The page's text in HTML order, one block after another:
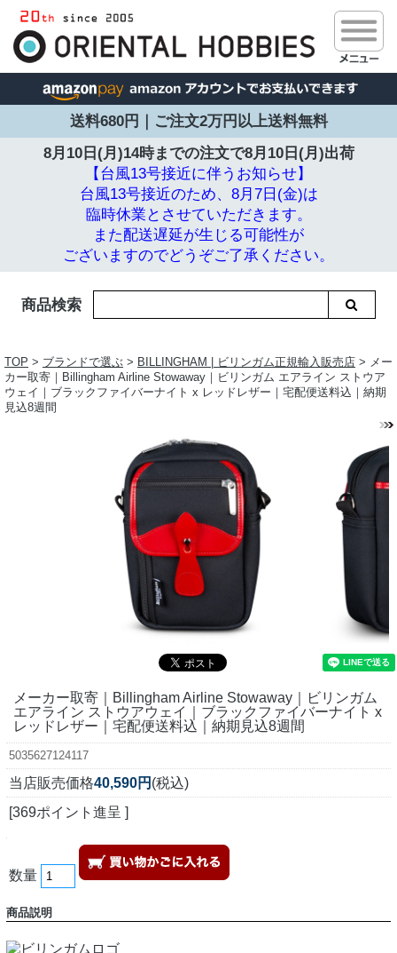
送料680円｜ご注文2万円以上送料無料
8月10日(月)14時までの注文で8月10日(月)出荷
【台風13号接近に伴うお知らせ】
台風13号接近のため、8月7日(金)は
臨時休業とさせていただきます。
また配送遅延が生じる可能性が
ございますのでどうぞご了承ください。
商品検索
TOP > ブランドで選ぶ > BILLINGHAM | ビリンガム正規輸入販売店 > メー
カー取寄｜Billingham Airline Stowaway｜ビリンガム エアライン ストウア
ウェイ｜ブラックファイバーナイト x レッドレザー｜宅配便送料込｜納期
見込8週間
メーカー取寄｜Billingham Airline Stowaway｜ビリンガム
エアライン ストウアウェイ｜ブラックファイバーナイト x
レッドレザー｜宅配便送料込｜納期見込8週間
5035627124117
当店販売価格40,590円 (税込)
[369ポイント進呈 ]
数量
商品説明